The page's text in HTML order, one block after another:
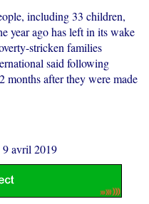
including 33 children,
year ago has left in its wake
stricken families
said following
months after they were made
9 avril 2019